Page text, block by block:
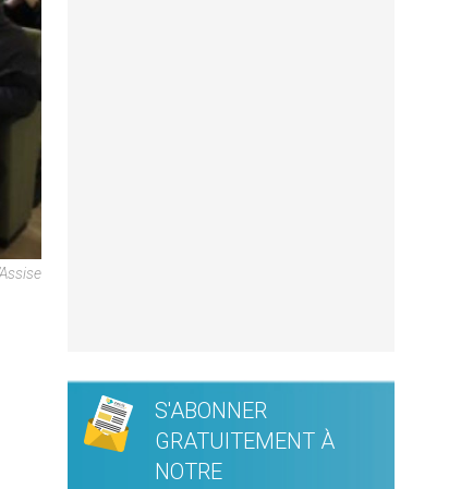
S'ABONNER
GRATUITEMENT À
NOTRE